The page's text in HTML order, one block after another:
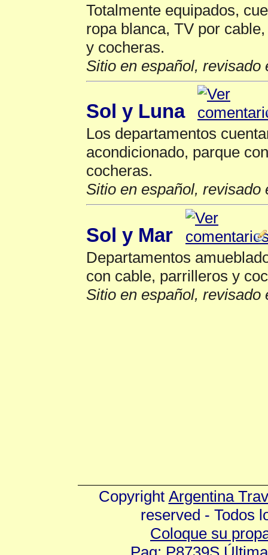
Totalmente equipados,
ropa blanca, TV por
y cocheras.
Sitio en español, revisado
Sol y Luna
Los departamentos
acondicionado, parque
cocheras.
Sitio en español, revisado
Sol y Mar
Departamentos
con cable, parrilleros y
Sitio en español, revisado
Copyright Argentina
reserved - Todos
Coloque su